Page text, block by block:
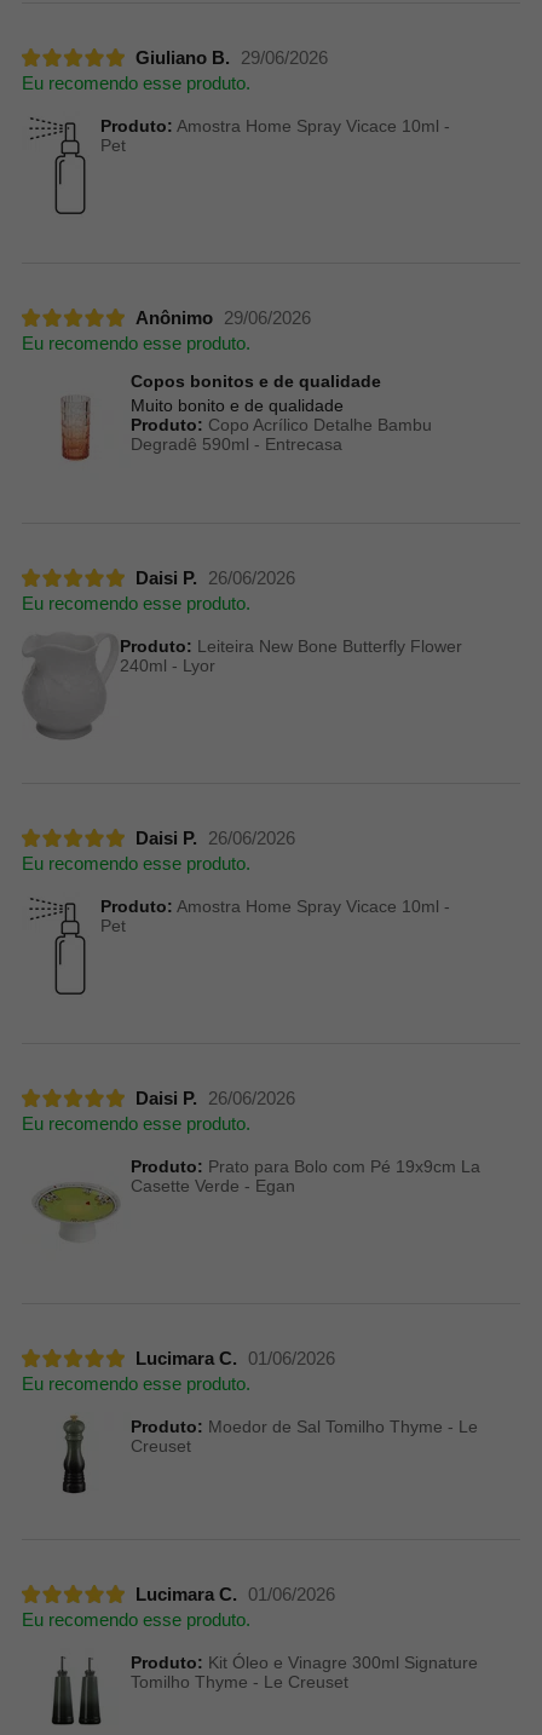
Giuliano B.
29/06/2026
Eu recomendo esse produto.
Produto: Amostra Home Spray Vicace 10ml -
Pet
Anônimo
29/06/2026
Eu recomendo esse produto.
Copos bonitos e de qualidade
Muito bonito e de qualidade
Produto: Copo Acrílico Detalhe Bambu
Degradê 590ml - Entrecasa
Daisi P.
26/06/2026
Eu recomendo esse produto.
Produto: Leiteira New Bone Butterfly Flower
240ml - Lyor
Daisi P.
26/06/2026
Eu recomendo esse produto.
Produto: Amostra Home Spray Vicace 10ml -
Pet
Daisi P.
26/06/2026
Eu recomendo esse produto.
Produto: Prato para Bolo com Pé 19x9cm La
Casette Verde - Egan
Lucimara C.
01/06/2026
Eu recomendo esse produto.
Produto: Moedor de Sal Tomilho Thyme - Le
Creuset
Lucimara C.
01/06/2026
Eu recomendo esse produto.
Produto: Kit Óleo e Vinagre 300ml Signature
Tomilho Thyme - Le Creuset